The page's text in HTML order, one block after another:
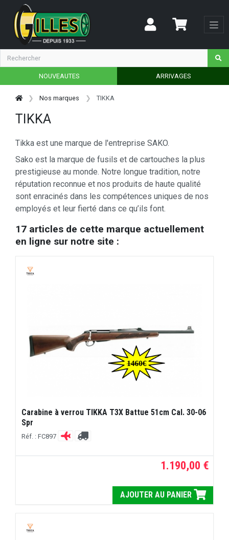
NOUVEAUTES ARRIVAGES
Nos marques TIKKA
TIKKA
Tikka est une marque de l'entreprise SAKO.
Sako est la marque de fusils et de cartouches la plus
prestigieuse au monde. Notre longue tradition, notre
réputation reconnue et nos produits de haute qualité
sont enracinés dans les compétences uniques de nos
employés et leur fierté dans ce qu’ils font.
17 articles de cette marque actuellement
en ligne sur notre site :
Carabine à verrou TIKKA T3X Battue 51cm Cal. 30-06
Spr
Réf. : FC897
1.190,00 €
AJOUTER AU PANIER